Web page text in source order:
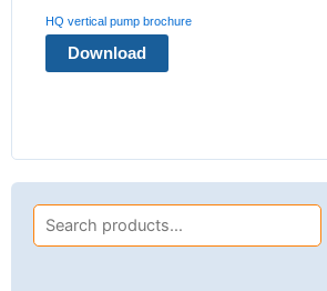
HQ vertical pump brochure
Download
Search